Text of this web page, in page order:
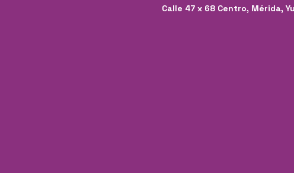
Calle 47 x 68 Centro,